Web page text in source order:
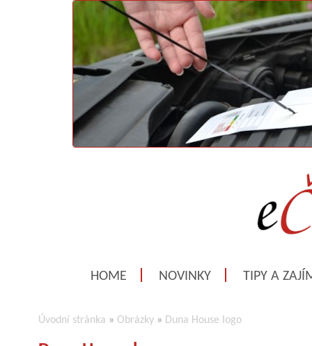
HOME NOVINKY TIPY A
Úvodní stránka » Obrázky » Duna House logo